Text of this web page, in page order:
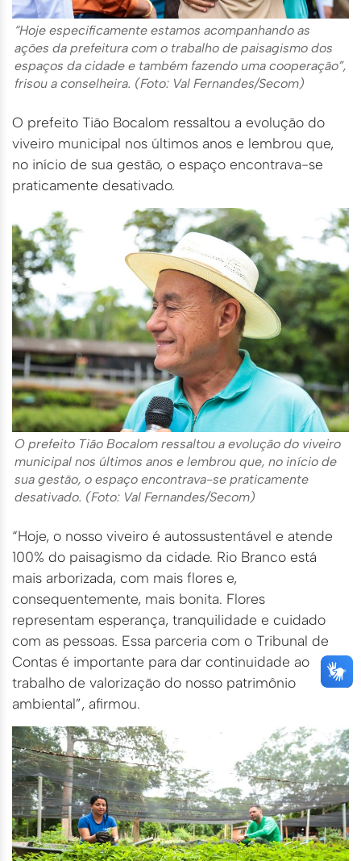
“Hoje especificamente estamos acompanhando as
ações da prefeitura com o trabalho de paisagismo dos
espaços da cidade e também fazendo uma cooperação”,
frisou a conselheira. (Foto: Val Fernandes/Secom)
O prefeito Tião Bocalom ressaltou a evolução do
viveiro municipal nos últimos anos e lembrou que,
no início de sua gestão, o espaço encontrava-se
praticamente desativado.
O prefeito Tião Bocalom ressaltou a evolução do viveiro
municipal nos últimos anos e lembrou que, no início de
sua gestão, o espaço encontrava-se praticamente
desativado. (Foto: Val Fernandes/Secom)
“Hoje, o nosso viveiro é autossustentável e atende
100% do paisagismo da cidade. Rio Branco está
mais arborizada, com mais flores e,
consequentemente, mais bonita. Flores
representam esperança, tranquilidade e cuidado
com as pessoas. Essa parceria com o Tribunal de
Contas é importante para dar continuidade ao
trabalho de valorização do nosso patrimônio
ambiental”, afirmou.